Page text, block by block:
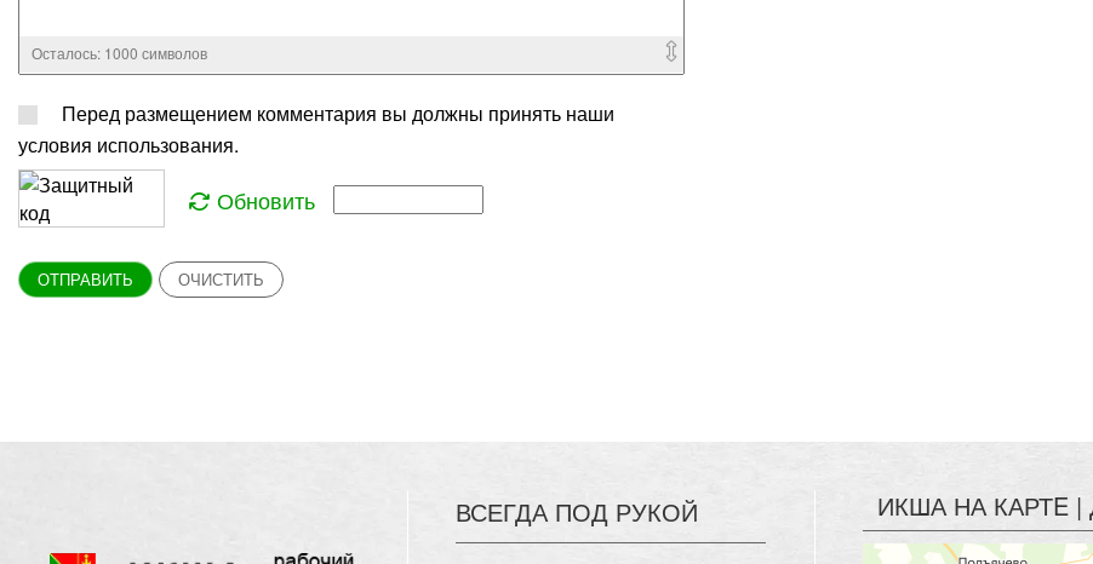
Осталось: 1000 символов
Перед размещением комментария вы должны принять наши
условия использования.
Обновить
ОТПРАВИТЬ ОЧИСТИТЬ
ВСЕГДА ПОД РУКОЙ ИКША НА КАРТE